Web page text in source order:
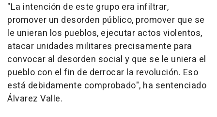
"La intención de este grupo era infiltrar,
promover un desorden público, promover que se
le unieran los pueblos, ejecutar actos violentos,
atacar unidades militares precisamente para
convocar al desorden social y que se le uniera el
pueblo con el fin de derrocar la revolución. Eso
está debidamente comprobado", ha sentenciado
Álvarez Valle.